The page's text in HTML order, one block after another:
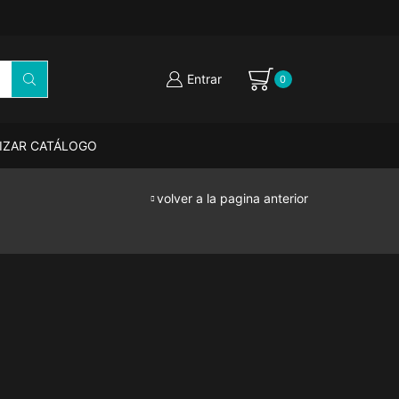
Entrar 0
CATÁLOGO
volver a la pagina anterior